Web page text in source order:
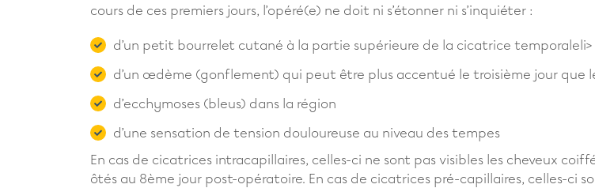
cours de ces premiers jours, l’opéré(e) ne doit ni s’étonner ni s’inquiéter :
d’un petit bourrelet cutané à la partie supérieure de la cicatrice temporaleli>
d’un œdème (gonflement) qui peut être plus accentué le troisième jour que
d’ecchymoses (bleus) dans la région
d’une sensation de tension douloureuse au niveau des tempes
En cas de cicatrices intracapillaires, celles-ci ne sont pas visibles les cheveux
ôtés au 8ème jour post-opératoire. En cas de cicatrices pré-capillaires, celles-ci